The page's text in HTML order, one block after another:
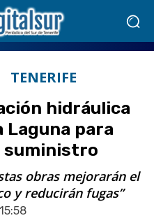
TENERIFE
hidráulica
Laguna para
suministro
obras mejorarán el
y reducirán fugas”